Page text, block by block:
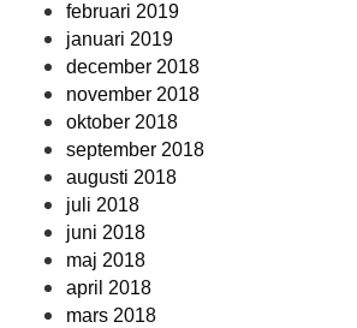
februari 2019
januari 2019
december 2018
november 2018
oktober 2018
september 2018
augusti 2018
juli 2018
juni 2018
maj 2018
april 2018
mars 2018